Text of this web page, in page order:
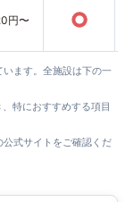
円〜 ○
ます。全施設は下の一
特におすすめする項目
式サイトをご確認くだ